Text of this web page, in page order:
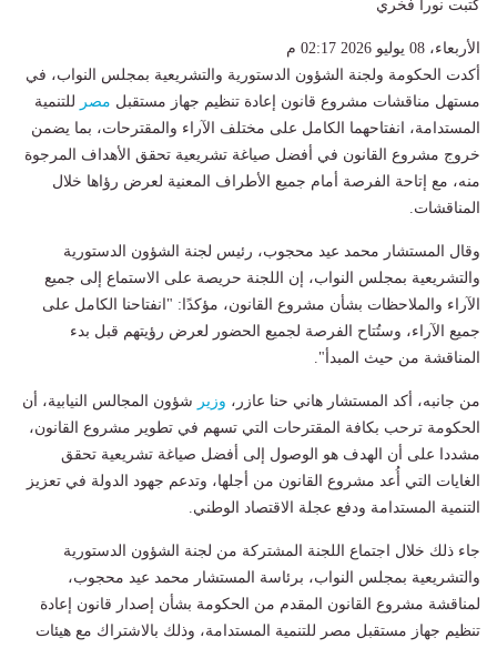
كتبت نورا فخري
الأربعاء، 08 يوليو 2026 02:17 م
أكدت الحكومة ولجنة الشؤون الدستورية والتشريعية بمجلس النواب، في
مستهل مناقشات مشروع قانون إعادة تنظيم جهاز مستقبل مصر للتنمية
المستدامة، انفتاحهما الكامل على مختلف الآراء والمقترحات، بما يضمن
خروج مشروع القانون في أفضل صياغة تشريعية تحقق الأهداف المرجوة
منه، مع إتاحة الفرصة أمام جميع الأطراف المعنية لعرض رؤاها خلال
المناقشات.
وقال المستشار محمد عيد محجوب، رئيس لجنة الشؤون الدستورية
والتشريعية بمجلس النواب، إن اللجنة حريصة على الاستماع إلى جميع
الآراء والملاحظات بشأن مشروع القانون، مؤكدًا: "انفتاحنا الكامل على
جميع الآراء، وستُتاح الفرصة لجميع الحضور لعرض رؤيتهم قبل بدء
المناقشة من حيث المبدأ".
من جانبه، أكد المستشار هاني حنا عازر، وزير شؤون المجالس النيابية، أن
الحكومة ترحب بكافة المقترحات التي تسهم في تطوير مشروع القانون،
مشددا على أن الهدف هو الوصول إلى أفضل صياغة تشريعية تحقق
الغايات التي أُعد مشروع القانون من أجلها، وتدعم جهود الدولة في تعزيز
التنمية المستدامة ودفع عجلة الاقتصاد الوطني.
جاء ذلك خلال اجتماع اللجنة المشتركة من لجنة الشؤون الدستورية
والتشريعية بمجلس النواب، برئاسة المستشار محمد عيد محجوب،
لمناقشة مشروع القانون المقدم من الحكومة بشأن إصدار قانون إعادة
تنظيم جهاز مستقبل مصر للتنمية المستدامة، وذلك بالاشتراك مع هيئات